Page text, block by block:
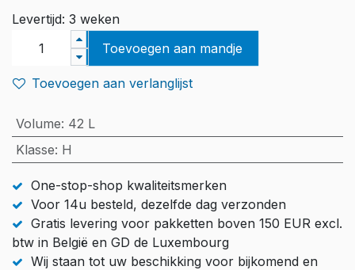
Levertijd: 3 weken
Toevoegen aan mandje
Toevoegen aan verlanglijst
Volume: 42 L
Klasse: H
One-stop-shop kwaliteitsmerken
Voor 14u besteld, dezelfde dag verzonden
Gratis levering voor pakketten boven 150 EUR excl.
btw in België en GD de Luxembourg
Wij staan tot uw beschikking voor bijkomend en